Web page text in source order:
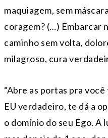
maquiagem, sem
coragem? (…) Embarcar
caminho sem volta,
milagroso, cura
“Abre as portas pra
EU verdadeiro, te dá a
o domínio do seu Ego.